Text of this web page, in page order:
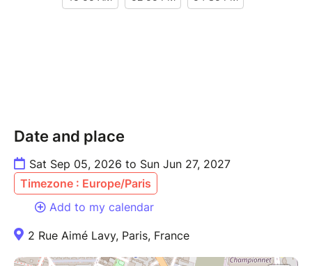
Date and place
Sat Sep 05, 2026 to Sun Jun 27, 2027
Timezone : Europe/Paris
Add to my calendar
2 Rue Aimé Lavy, Paris, France